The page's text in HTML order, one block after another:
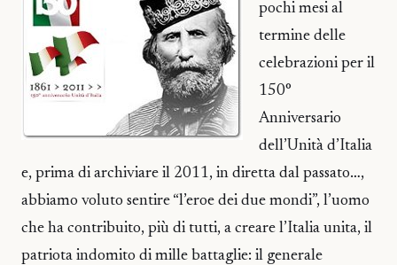
pochi mesi al
termine delle
celebrazioni per il
150°
Anniversario
dell’Unità d’Italia
e, prima di archiviare il 2011, in diretta dal passato…,
abbiamo voluto sentire “l’eroe dei due mondi”, l’uomo
che ha contribuito, più di tutti, a creare l’Italia unita, il
patriota indomito di mille battaglie: il generale